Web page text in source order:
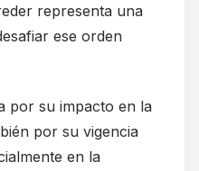
representa una
ese orden
por su impacto en la
por su vigencia
en la